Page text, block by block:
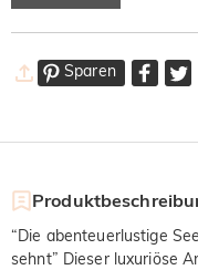
Sparen
“Die abenteuerlustige
sehnt” Dieser luxuriöse